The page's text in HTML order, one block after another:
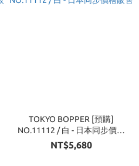
TOKYO BOPPER [預購]
NO.11112 / 白 - 日本同步價格
販售
NT$5,680